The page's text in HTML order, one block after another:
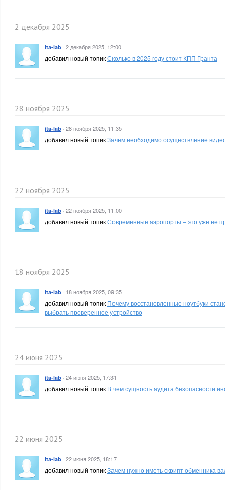
2 декабря 2025
ita-lab · 2 декабря 2025, 12:00
добавил новый топикСколько в 2025 году стоит КПП Гранта
28 ноября 2025
ita-lab · 28 ноября 2025, 11:35
добавил новый топикЗачем необходимо осуществление
22 ноября 2025
ita-lab · 22 ноября 2025, 11:00
добавил новый топикСовременные аэропорты – это уже не
18 ноября 2025
ita-lab · 18 ноября 2025, 09:35
добавил новый топик Почему восстановленные ноутбуки
выбрать проверенное устройство
24 июня 2025
ita-lab · 24 июня 2025, 17:31
добавил новый топик В чем сущность аудита безопасности
22 июня 2025
ita-lab · 22 июня 2025, 18:17
добавил новый топикЗачем нужно иметь скрипт обменника